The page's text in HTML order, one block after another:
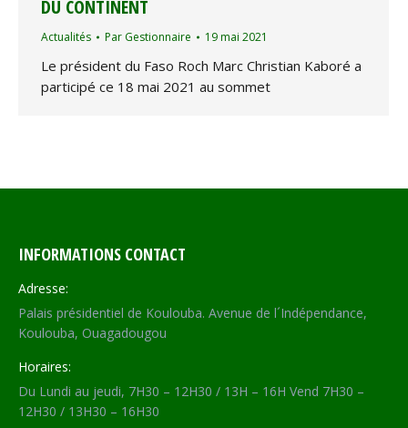
DU CONTINENT
Actualités Par Gestionnaire 19 mai 2021
Le président du Faso Roch Marc Christian Kaboré a
participé ce 18 mai 2021 au sommet
INFORMATIONS CONTACT
Adresse:
Palais présidentiel de Koulouba. Avenue de l´Indépendance,
Koulouba, Ouagadougou
Horaires:
Du Lundi au jeudi, 7H30 – 12H30 / 13H – 16H Vend 7H30 –
12H30 / 13H30 – 16H30